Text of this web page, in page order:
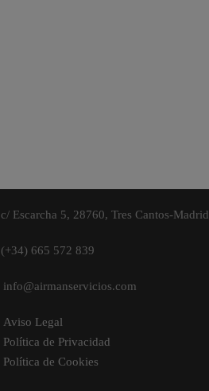
c/ Escarcha 5, 28760, Tres Cantos-Madrid
(+34) 665 572 839
info@airmanservicios.com
Aviso Legal
Política de Privacidad
Política de Cookies